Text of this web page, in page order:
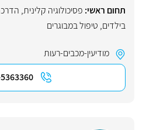
תחום ראשי: פסיכולוגיה קלינית,
בילדים, טיפול במבוגרים
מודיעין-מכבים-רעות